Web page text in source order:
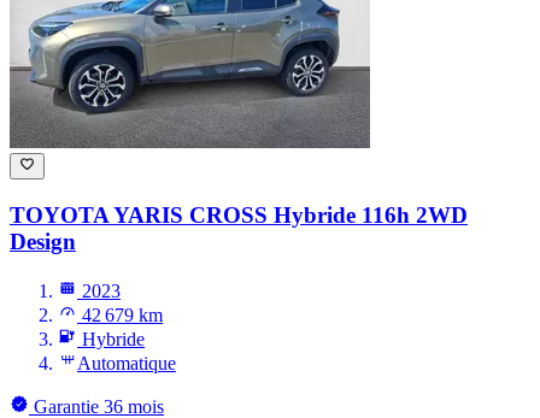
TOYOTA YARIS CROSS Hybride 116h 2WD
Design
2023
42 679 km
Hybride
Automatique
Garantie 36 mois